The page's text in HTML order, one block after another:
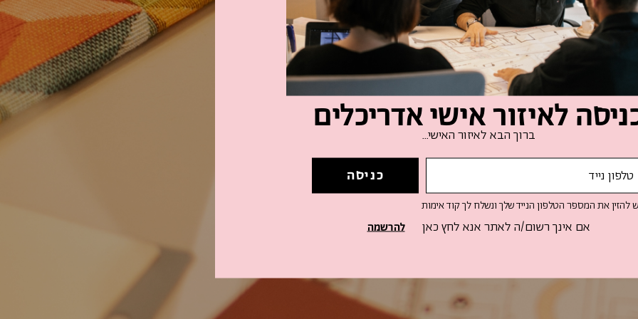
למשרד הביתי
לאיזור אישי אדריכלים
ברוך הבא לאיזור האישי...
להזין את המספר הטלפון הנייד שלך ונשלח לך קוד אימות
אם אינך רשום/ה לאתר אנא לחץ כאן להרשמה